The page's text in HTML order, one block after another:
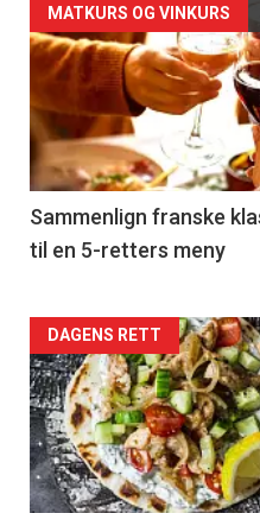
Forsiden
akkurat
nå
-
5
MATKURS OG VINKURS
Sammenlign franske
til en 5-retters meny
Forsiden
akkurat
nå
-
DAGENS RETT